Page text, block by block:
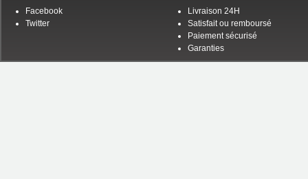
Facebook
Twitter
Livraison 24H
Satisfait ou remboursé
Paiement sécurisé
Garanties